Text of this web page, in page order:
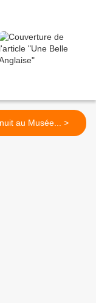
Une nuit au Musée... >